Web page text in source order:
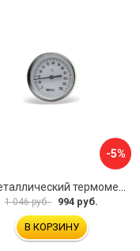
-5%
Биметаллический термометр Watts F+R801 OR 10005800
1 046 руб. 994 руб.
В КОРЗИНУ